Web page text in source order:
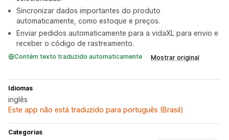
Sincronizar dados importantes do produto
automaticamente, como estoque e preços.
Enviar pedidos automaticamente para a vidaXL para envio e
receber o código de rastreamento.
Contém texto traduzido automaticamente Mostrar original
Idiomas
inglês
Este app não está traduzido para português (Brasil)
Categorias